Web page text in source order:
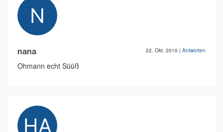
nana 22. Okt. 2010 | Antworten
Ohmann echt Süüß